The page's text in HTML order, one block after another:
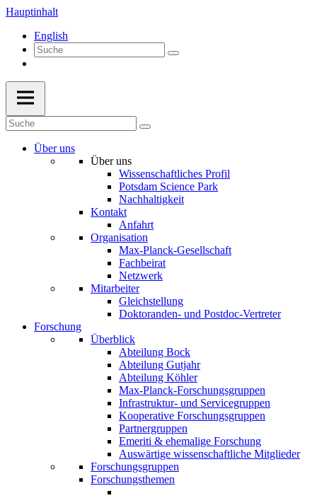
Hauptinhalt
English
Über uns
Über uns
Wissenschaftliches Profil
Potsdam Science Park
Nachhaltigkeit
Kontakt
Anfahrt
Organisation
Max-Planck-Gesellschaft
Fachbeirat
Netzwerk
Mitarbeiter
Gleichstellung
Doktoranden- und Postdoc-Vertreter
Forschung
Überblick
Abteilung Bock
Abteilung Gutjahr
Abteilung Köhler
Max-Planck-Forschungsgruppen
Infrastruktur- und Servicegruppen
Kooperative Forschungsgruppen
Partnergruppen
Emeriti & ehemalige Forschung
Auswärtige wissenschaftliche Mitglieder
Forschungsgruppen
Forschungsthemen